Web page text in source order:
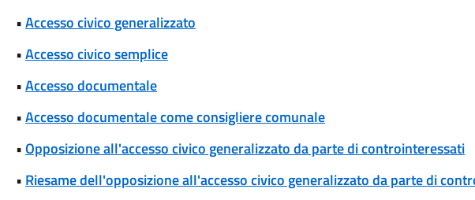
•Accesso civico generalizzato
•Accesso civico semplice
•Accesso documentale
•Accesso documentale come consigliere comunale
•Opposizione all'accesso civico generalizzato da parte di controinteressati
• Riesame dell'opposizione all'accesso civico generalizzato da parte di